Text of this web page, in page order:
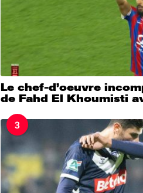
Le chef-d’oeuvre
de Fahd El Khoumisti
3